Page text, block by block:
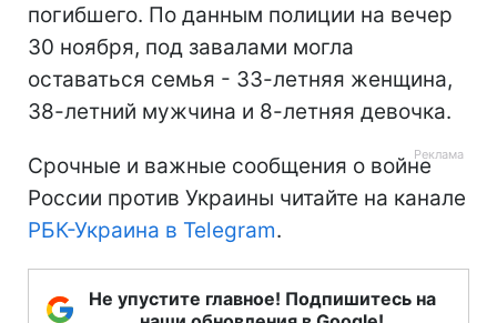
погибшего. По данным полиции на вечер
30 ноября, под завалами могла
оставаться семья - 33-летняя женщина,
38-летний мужчина и 8-летняя девочка.
Срочные и важные сообщения о войне
России против Украины читайте на канале
РБК-Украина в Telegram.
Не упустите главное! Подпишитесь на